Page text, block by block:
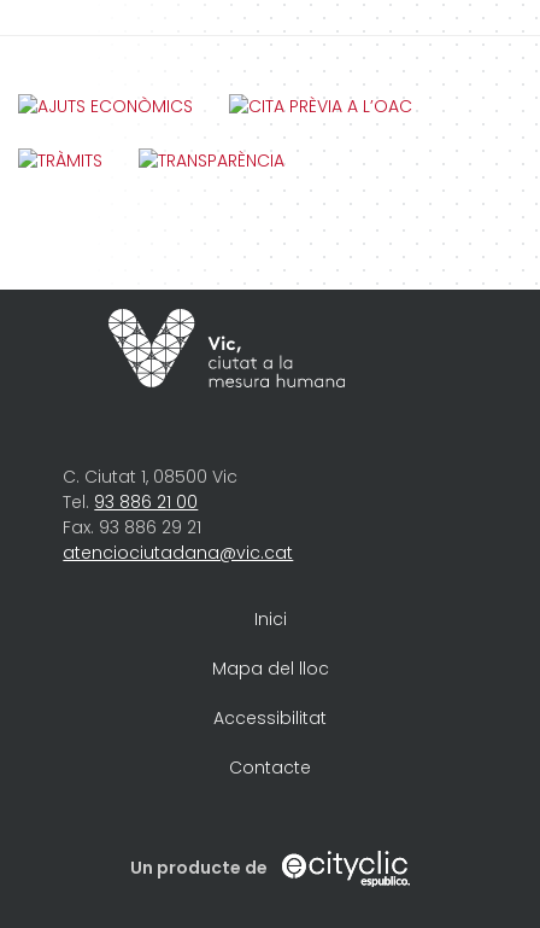
C. Ciutat 1, 08500 Vic
Tel. 93 886 21 00
Fax. 93 886 29 21
atenciociutadana@vic.cat
Inici
Mapa del lloc
Accessibilitat
Contacte
Un producte de